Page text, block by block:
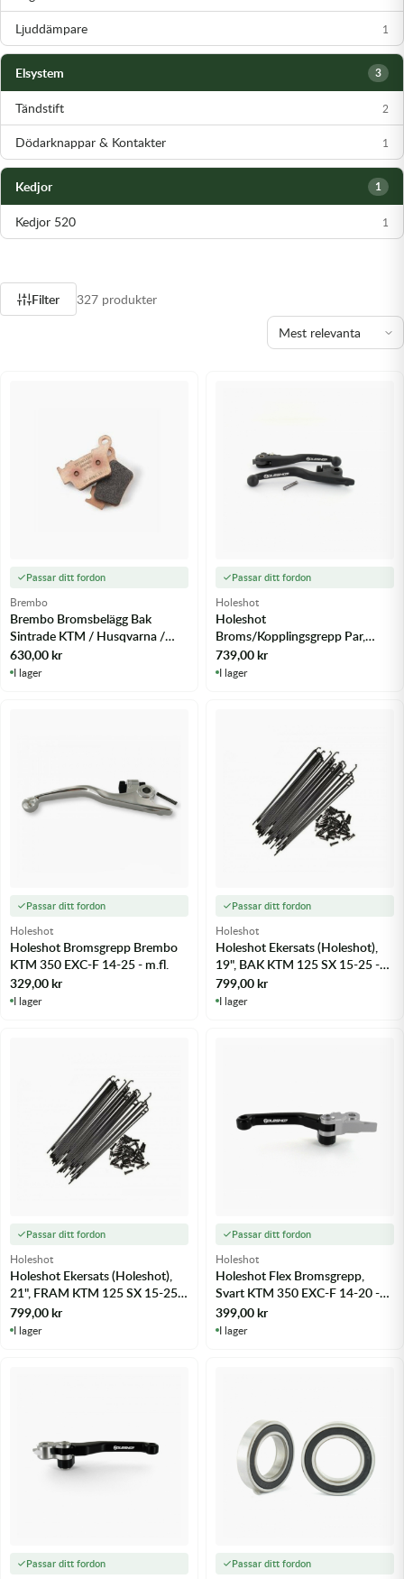
Ljuddämpare 1
Elsystem 3
Tändstift 2
Dödarknappar & Kontakter 1
Kedjor 1
Kedjor 520 1
Filter 327 produkter
Passar ditt fordon
Brembo
Brembo Bromsbelägg Bak
Sintrade KTM / Husqvarna /
GasGas 07BB275A /
79013090000
630,00kr
I lager
Passar ditt fordon
Holeshot
Holeshot
Broms/Kopplingsgrepp Par,
Svart KTM 125 EXC 14-16 - m.fl.
739,00kr
I lager
Passar ditt fordon
Holeshot
Holeshot Bromsgrepp Brembo
KTM 350 EXC-F 14-25 - m.fl.
329,00kr
I lager
Passar ditt fordon
Holeshot
Holeshot Ekersats (Holeshot),
19", BAK KTM 125 SX 15-25 -
m.fl.
799,00kr
I lager
Passar ditt fordon
Holeshot
Holeshot Ekersats (Holeshot),
21", FRAM KTM 125 SX 15-25 -
m.fl.
799,00kr
I lager
Passar ditt fordon
Holeshot
Holeshot Flex Bromsgrepp,
Svart KTM 350 EXC-F 14-20 -
m.fl.
399,00kr
I lager
Passar ditt fordon Passar ditt fordon